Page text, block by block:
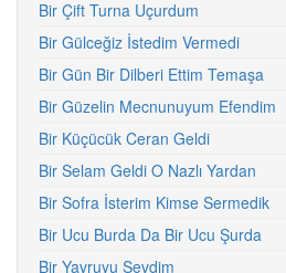
Bir Çift Turna Uçurdum
Bir Gülceğiz İstedim Vermedi
Bir Gün Bir Dilberi Ettim Temaşa
Bir Güzelin Mecnunuyum Efendim
Bir Küçücük Ceran Geldi
Bir Selam Geldi O Nazlı Yardan
Bir Sofra İsterim Kimse Sermedik
Bir Ucu Burda Da Bir Ucu Şurda
Bir Yavruyu Sevdim